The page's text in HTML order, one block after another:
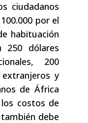
ciudadanos
por el
habituación
250 dólares
200
y
de África
costos de
debe